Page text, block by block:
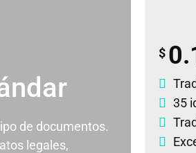
de documentos.
legales,
$
35